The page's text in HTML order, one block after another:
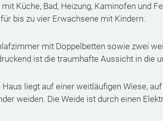
Küche, Bad, Heizung, Kaminofen und
bis zu vier Erwachsene mit Kindern.
mit Doppelbetten sowie zwei
ist die traumhafte Aussicht in die
liegt auf einer weitläufigen Wiese,
weiden. Die Weide ist durch einen